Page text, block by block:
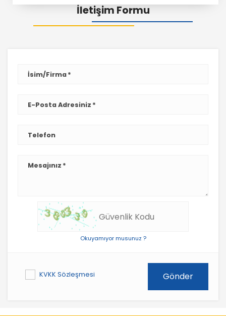
İletişim Formu
İsim/Firma
E-Posta Adresiniz
Telefon
Mesajınız
Okuyamıyor musunuz ?
KVKK Sözleşmesi Gönder